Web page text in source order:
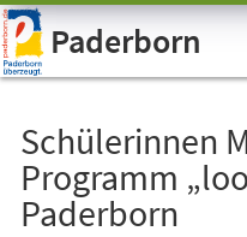
Visuelle
Assistenzsoftware
öffnen.Paderborn
Schülerinnen
Programm
Paderborn